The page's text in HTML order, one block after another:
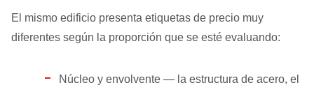
El mismo edificio presenta etiquetas de precio muy
diferentes según la proporción que se esté evaluando:
Núcleo y envolvente — la estructura de acero, el